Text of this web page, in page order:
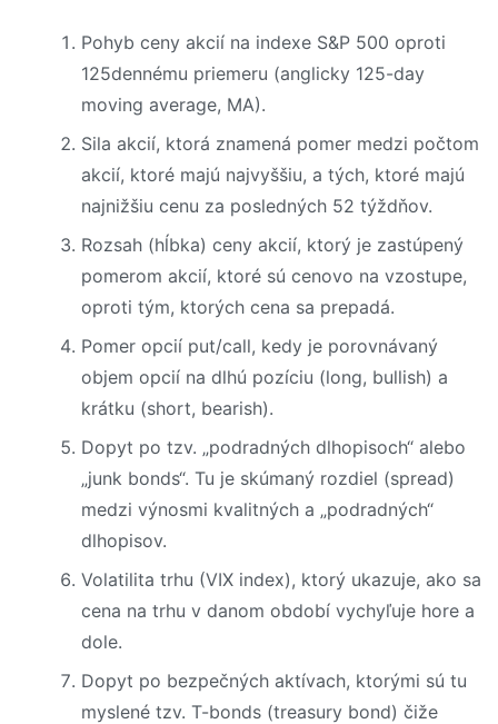
Pohyb ceny akcií na indexe S&P 500 oproti
125dennému priemeru (anglicky 125-day
moving average, MA).
Sila akcií, ktorá znamená pomer medzi počtom
akcií, ktoré majú najvyššiu, a tých, ktoré majú
najnižšiu cenu za posledných 52 týždňov.
Rozsah (hĺbka) ceny akcií, ktorý je zastúpený
pomerom akcií, ktoré sú cenovo na vzostupe,
oproti tým, ktorých cena sa prepadá.
Pomer opcií put/call, kedy je porovnávaný
objem opcií na dlhú pozíciu (long, bullish) a
krátku (short, bearish).
Dopyt po tzv. „podradných dlhopisoch“ alebo
„junk bonds“. Tu je skúmaný rozdiel (spread)
medzi výnosmi kvalitných a „podradných“
dlhopisov.
Volatilita trhu (VIX index), ktorý ukazuje, ako sa
cena na trhu v danom období vychyľuje hore a
dole.
Dopyt po bezpečných aktívach, ktorými sú tu
myslené tzv. T-bonds (treasury bond) čiže